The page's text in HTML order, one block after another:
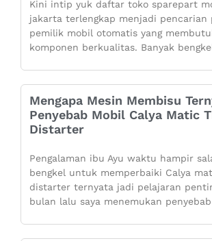
Kini intip yuk daftar toko sparepart
jakarta terlengkap menjadi pencarian
pemilik mobil otomatis yang
komponen berkualitas. Banyak
Mengapa Mesin Membisu
Penyebab Mobil Calya Matic
Distarter
Pengalaman ibu Ayu waktu hampir
bengkel untuk memperbaiki Calya
distarter ternyata jadi pelajaran
bulan lalu saya menemukan penyebab